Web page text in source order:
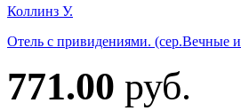
Коллинз У.
Отель с привидениями.
771.00 руб.